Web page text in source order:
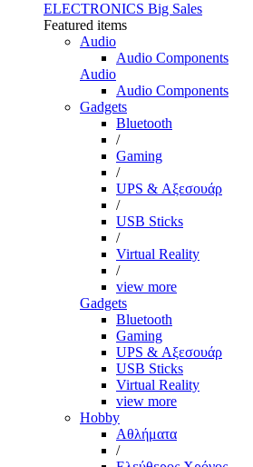
ELECTRONICS Big Sales
Featured items
Audio
Audio Components
Audio
Audio Components
Gadgets
Bluetooth
/
Gaming
/
UPS & Αξεσουάρ
/
USB Sticks
/
Virtual Reality
/
view more
Gadgets
Bluetooth
Gaming
UPS & Αξεσουάρ
USB Sticks
Virtual Reality
view more
Hobby
Αθλήματα
/